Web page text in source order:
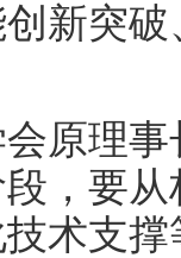
新突
理事
，要
术支